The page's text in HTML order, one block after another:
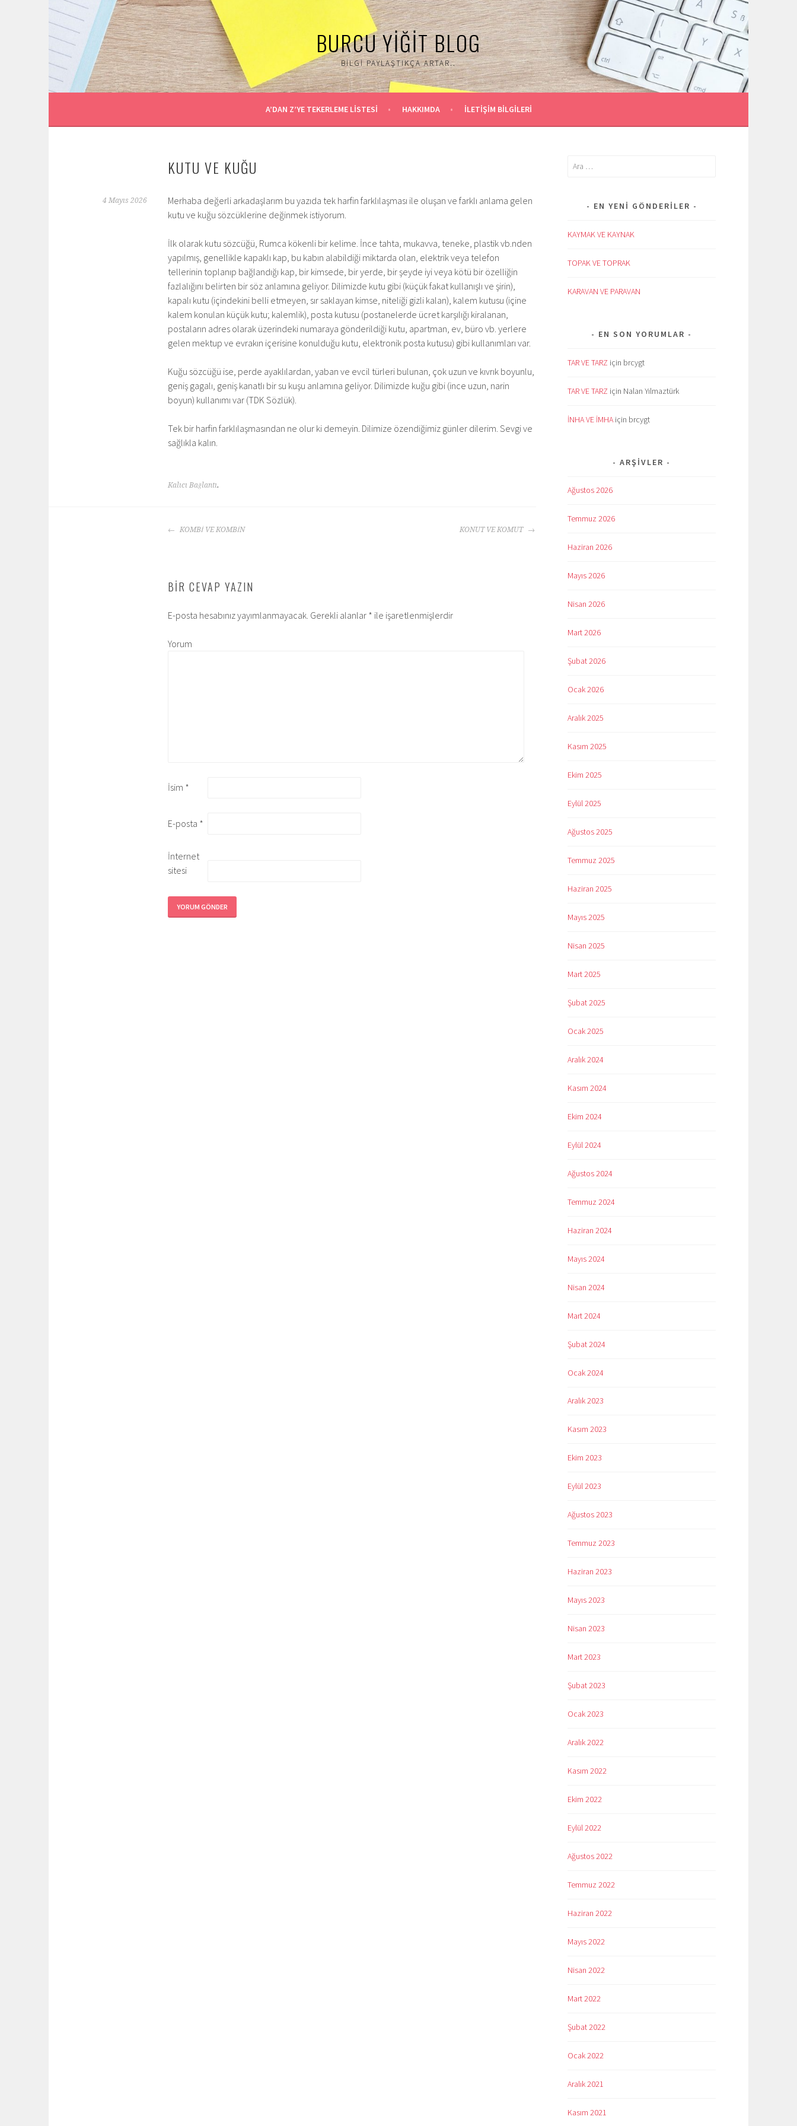
İçeriğe
geç
BURCU YIĞIT BLOG
BILGI PAYLAŞTIKÇA ARTAR..
A’DAN Z’YE TEKERLEME LİSTESİ HAKKIMDA İLETİŞİM BİLGİLERİ
KUTU VE KUĞU
4 Mayıs 2026
Merhaba değerli arkadaşlarım bu yazıda tek harfin farklılaşması ile oluşan ve farklı anlama gelen
kutu ve kuğu sözcüklerine değinmek istiyorum.
İlk olarak kutu sözcüğü, Rumca kökenli bir kelime. İnce tahta, mukavva, teneke, plastik vb.nden
yapılmış, genellikle kapaklı kap, bu kabın alabildiği miktarda olan, elektrik veya telefon
tellerinin toplanıp bağlandığı kap, bir kimsede, bir yerde, bir şeyde iyi veya kötü bir özelliğin
fazlalığını belirten bir söz anlamına geliyor. Dilimizde kutu gibi (küçük fakat kullanışlı ve şirin),
kapalı kutu (içindekini belli etmeyen, sır saklayan kimse, niteliği gizli kalan), kalem kutusu (içine
kalem konulan küçük kutu; kalemlik), posta kutusu (postanelerde ücret karşılığı kiralanan,
postaların adres olarak üzerindeki numaraya gönderildiği kutu, apartman, ev, büro vb. yerlere
gelen mektup ve evrakın içerisine konulduğu kutu, elektronik posta kutusu) gibi kullanımları var.
Kuğu sözcüğü ise, perde ayaklılardan, yaban ve evcil türleri bulunan, çok uzun ve kıvrık boyunlu,
geniş gagalı, geniş kanatlı bir su kuşu anlamına geliyor. Dilimizde kuğu gibi (ince uzun, narin
boyun) kullanımı var (TDK Sözlük).
Tek bir harfin farklılaşmasından ne olur ki demeyin. Dilimize özendiğimiz günler dilerim. Sevgi ve
sağlıkla kalın.
Kalıcı Bağlantı.
YAZI
KOMBİ VE KOMBİN KONUT VE KOMUT
BIR CEVAP YAZIN
E-posta hesabınız yayımlanmayacak. Gerekli alanlar * ile işaretlenmişlerdir
Yorum
İsim *
E-posta *
İnternet
sitesi
Arama:
EN YENI GÖNDERILER
KAYMAK VE KAYNAK
TOPAK VE TOPRAK
KARAVAN VE PARAVAN
EN SON YORUMLAR
TAR VE TARZ için brcygt
TAR VE TARZ için Nalan Yılmaztürk
İNHA VE İMHA için brcygt
ARŞIVLER
Ağustos 2026
Temmuz 2026
Haziran 2026
Mayıs 2026
Nisan 2026
Mart 2026
Şubat 2026
Ocak 2026
Aralık 2025
Kasım 2025
Ekim 2025
Eylül 2025
Ağustos 2025
Temmuz 2025
Haziran 2025
Mayıs 2025
Nisan 2025
Mart 2025
Şubat 2025
Ocak 2025
Aralık 2024
Kasım 2024
Ekim 2024
Eylül 2024
Ağustos 2024
Temmuz 2024
Haziran 2024
Mayıs 2024
Nisan 2024
Mart 2024
Şubat 2024
Ocak 2024
Aralık 2023
Kasım 2023
Ekim 2023
Eylül 2023
Ağustos 2023
Temmuz 2023
Haziran 2023
Mayıs 2023
Nisan 2023
Mart 2023
Şubat 2023
Ocak 2023
Aralık 2022
Kasım 2022
Ekim 2022
Eylül 2022
Ağustos 2022
Temmuz 2022
Haziran 2022
Mayıs 2022
Nisan 2022
Mart 2022
Şubat 2022
Ocak 2022
Aralık 2021
Kasım 2021